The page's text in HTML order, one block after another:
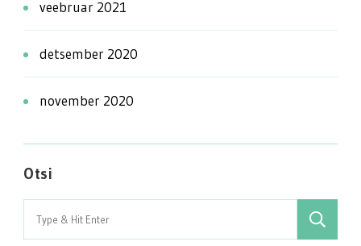
veebruar 2021
detsember 2020
november 2020
Otsi
Search
for: